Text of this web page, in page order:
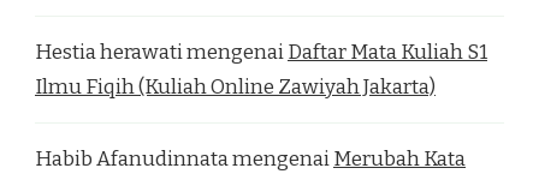
Hestia herawatimengenaiDaftar Mata Kuliah S1
Ilmu Fiqih (Kuliah Online Zawiyah Jakarta)
Habib AfanudinnatamengenaiMerubah Kata